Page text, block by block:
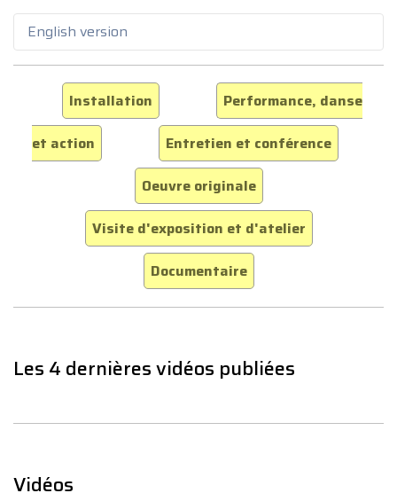
English version
Installation
Performance, danse
et action
Entretien et conférence
Oeuvre originale
Visite d'exposition et d'atelier
Documentaire
Les 4 dernières vidéos publiées
Vidéos